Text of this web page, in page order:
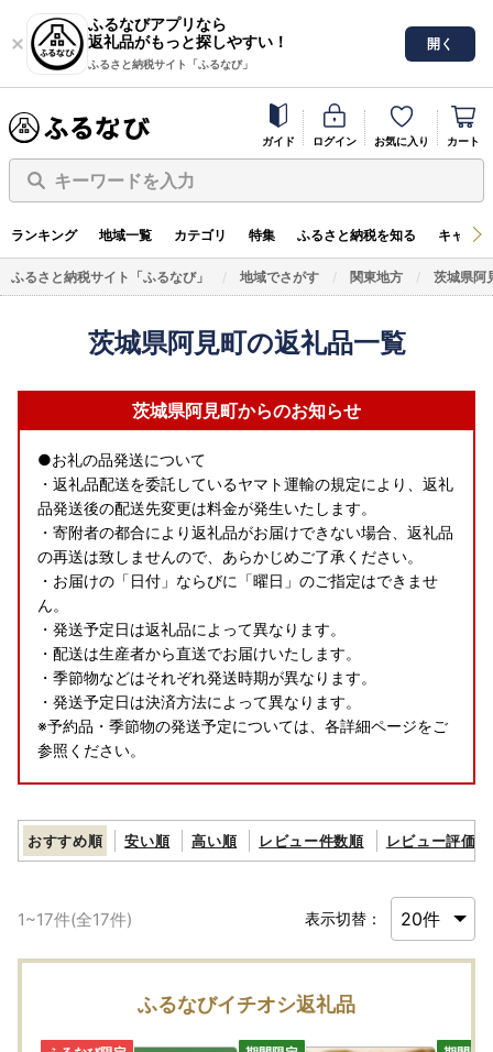
ふるなびアプリなら
返礼品がもっと探しやすい！
ふるさと納税サイト「ふるなび」
開く
ガイド ログイン お気に入り カート
キーワードを入力
ランキング 地域一覧 カテゴリ 特集 ふるさと納税を知る キャン
ふるさと納税サイト「ふるなび」 地域でさがす 関東地方 茨城県阿
茨城県阿見町の返礼品一覧
茨城県阿見町からのお知らせ
●お礼の品発送について
・返礼品配送を委託しているヤマト運輸の規定により、返礼
品発送後の配送先変更は料金が発生いたします。
・寄附者の都合により返礼品がお届けできない場合、返礼品
の再送は致しませんので、あらかじめご了承ください。
・お届けの「日付」ならびに「曜日」のご指定はできませ
ん。
・発送予定日は返礼品によって異なります。
・配送は生産者から直送でお届けいたします。
・季節物などはそれぞれ発送時期が異なります。
・発送予定日は決済方法によって異なります。
※予約品・季節物の発送予定については、各詳細ページをご
参照ください。
・寄附金受領証明書は、「お礼の品とは別に郵送」いたしま
す。
・入金確認後、注文内容確認画面の【注文者情報】に記載の
※年末年始を除く
●ワンストップ特例申請書について
・ワンストップ特例申請書は、「ご希望の方のみに郵送」さ
おすすめ順 安い順 高い順 レビュー件数順 レビュー評価順
1~17件(全17件) 表示切替：
ふるなびイチオシ返礼品